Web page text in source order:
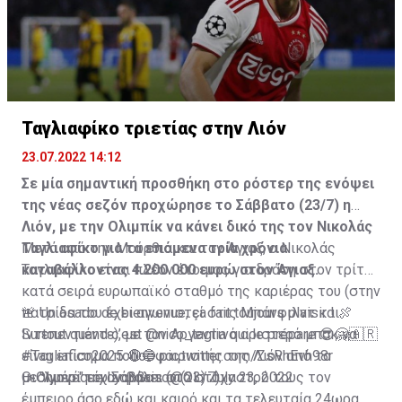
Ταγλιαφίκο τριετίας στην Λιόν
23.07.2022 14:12
Σε μία σημαντική προσθήκη στο ρόστερ της ενόψει
της νέας σεζόν προχώρησε το Σάββατο (23/7) η
Λιόν, με την Ολιμπίκ να κάνει δικό της τον Νικολάς
Ταγλιαφίκο για τα επόμενα τρία χρόνια
καταβάλλοντας 4.200.000 ευρώ στον Άγιαξ.
Μετά από την Μούρθια και τον Άγιαξ, ο Νικολάς
Ταγλιαφίκο είναι πλέον έτοιμος για δράση στον τρίτο
κατά σειρά ευρωπαϊκό σταθμό της καριέρας του (στην
πατρίδα του έχει αγωνιστεί στις Μπάνφιλντ και
Ιντεπεντιέντε), με τον Αργεντινό αριστερό μπακ να
είναι επίσημα ποδοσφαιριστής της Λιόν από το
μεσημέρι του Σάββατου (23/7).
🚨 Un asado de bienvenue, ça fait toujours plaisir ! 🍖
Surtout quand c’est@nico_tagliaqui le prépare 😎🤗🇦🇷
#Tagliafico2025🔴🔵pic.twitter.com/ZsRhEvh98r
— Olympique Lyonnais (@OL)July 23, 2022
Οι "λιονέ" είχαν βάλει στο στόχαστρό τους τον
έμπειρο άσο εδώ και καιρό και τα τελευταία 24ωρα